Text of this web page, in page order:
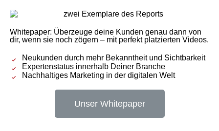
Whitepaper: Überzeuge deine Kunden genau dann von
dir, wenn sie noch zögern – mit perfekt platzierten Videos.
Neukunden durch mehr Bekanntheit und Sichtbarkeit
Expertenstatus innerhalb Deiner Branche
Nachhaltiges Marketing in der digitalen Welt
Unser Whitepaper